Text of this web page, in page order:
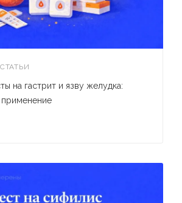
на гастрит и язву желудка:
применение